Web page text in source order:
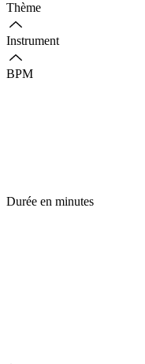
Thème
Instrument
BPM
Durée en minutes